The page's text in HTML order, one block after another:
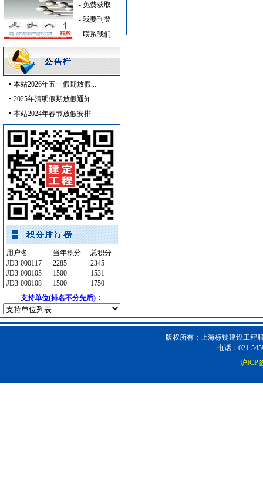
外墙装饰 [采购中]
消防稳压泵
[采购中]
水泵房 [采购中]
卫浴洁具
仪器仪表 [采购中]
阀门组件 [采购中]
管材管件 [采购中]
照明灯具 [采购中]
二头隔栅射灯 [采购中]
铝扣版 [采购中]
开关插座 [采购中]
低压电器 [采购中]
墙地面砖 [采购中]
消防工程 [采购中]
水泵 [采购中]
消防稳压泵 [采购中]
筒灯 [采购中]
电器开关
[采购中]
二头隔栅射灯 [采购中]
防火隔热 [采购中]
卫生洁具 [采购中]
防水防腐 [采购中]
- 免费获取
- 我要刊登
- 联系我们
本站2026年五一假期放假...
2025年清明假期放假通知
本站2024年春节放假安排
用户名 当年积分
总积分
JD3-000117
2285
2345
JD3-000105
1500
1531
JD3-000108
1500
1750
支持单位(排名不分先后)：
版权所有：上海标锭建设工程
电话：021-
沪ICP